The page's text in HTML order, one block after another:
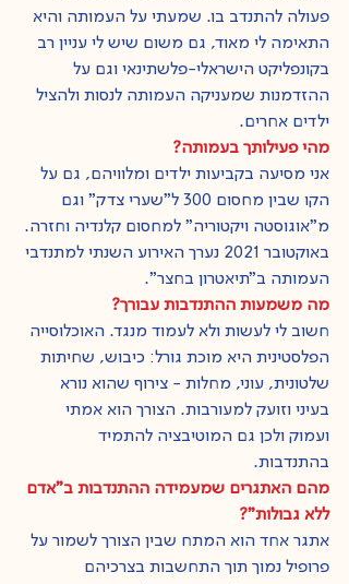
פעולה להתנדב בו. שמעתי על העמותה והיא
התאימה לי מאוד, גם משום שיש לי עניין רב
בקונפליקט הישראלי-פלשתינאי וגם על
ההזדמנות שמעניקה העמותה לנסות ולהציל
ילדים אחרים.
מהי פעילותך בעמותה?
אני מסיעה בקביעות ילדים ומלוויהם, גם על
הקו שבין מחסום 300 ל"שערי צדק" וגם
מ"אוגוסטה ויקטוריה" למחסום קלנדיה וחזרה.
באוקטובר 2021 נערך האירוע השנתי למתנדבי
העמותה ב"תיאטרון בחצר".
מה משמעות ההתנדבות עבורך?
חשוב לי לעשות ולא לעמוד מנגד. האוכלוסייה
הפלסטינית היא מוכת גורל: כיבוש, שחיתות
שלטונית, עוני, מחלות - צירוף שהוא נורא
בעיני וזועק למעורבות. הצורך הוא אמתי
ועמוק ולכן גם המוטיבציה להתמיד
בהתנדבות.
מהם האתגרים שמעמידה ההתנדבות ב"אדם
ללא גבולות"?
אתגר אחד הוא המתח שבין הצורך לשמור על
פרופיל נמוך תוך התחשבות בצרכיהם